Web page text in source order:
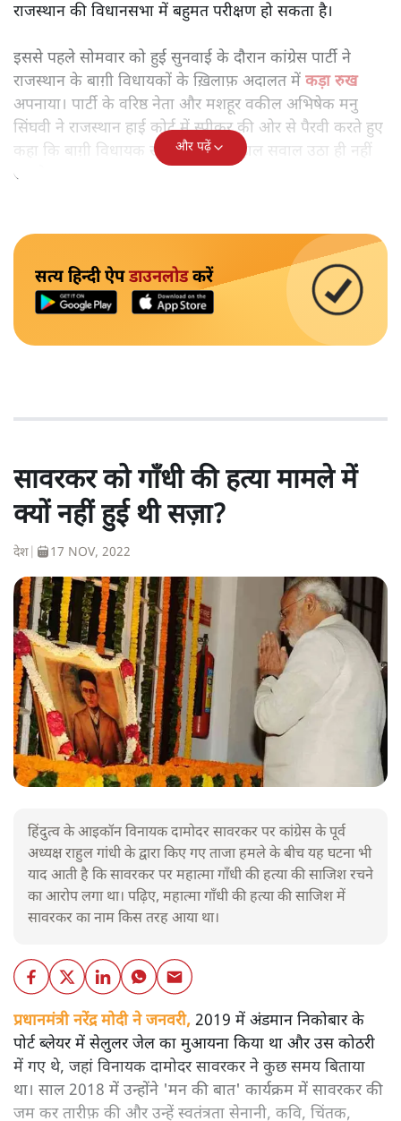
राजस्थान की विधानसभा में बहुमत परीक्षण हो सकता है।
इससे पहले सोमवार को हुई सुनवाई के दौरान कांग्रेस पार्टी ने
राजस्थान के बाग़ी विधायकों के ख़िलाफ़ अदालत में कड़ा रुख
अपनाया। पार्टी के वरिष्ठ नेता और मशहूर वकील अभिषेक मनु
सिंघवी ने राजस्थान हाई कोर्ट में स्पीकर की ओर से पैरवी करते हुए
कहा कि बाग़ी विधायक स्पीकर पर फ़िलहाल सवाल उठा ही नहीं
सकते।
और पढ़ें
सत्य हिन्दी ऐपडाउनलोडकरें
सावरकर को गाँधी की हत्या मामले में
क्यों नहीं हुई थी सज़ा?
देश 17 NOV, 2022
हिंदुत्व के आइकॉन विनायक दामोदर सावरकर पर कांग्रेस के पूर्व
अध्यक्ष राहुल गांधी के द्वारा किए गए ताजा हमले के बीच यह घटना भी
याद आती है कि सावरकर पर महात्मा गाँधी की हत्या की साजिश रचने
का आरोप लगा था। पढ़िए, महात्मा गाँधी की हत्या की साजिश में
सावरकर का नाम किस तरह आया था।
प्रधानमंत्री नरेंद्र मोदी ने जनवरी, 2019 में अंडमान निकोबार के
पोर्ट ब्लेयर में सेलुलर जेल का मुआयना किया था और उस कोठरी
में गए थे, जहां विनायक दामोदर सावरकर ने कुछ समय बिताया
था। साल 2018 में उन्होंने 'मन की बात' कार्यक्रम में सावरकर की
जम कर तारीफ़ की और उन्हें स्वतंत्रता सेनानी, कवि, चिंतक,